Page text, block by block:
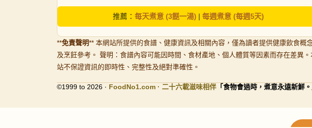
推薦： 每天煮意 (3餸一湯)| 每週煮意 (每週5天)
**免責聲明** 本網站所提供的食譜、健康資訊及相關內容，僅為讀者提供健康飲食概
及烹飪參考。 聲明：食譜內容可能因時間、食材產地、個人體質等因素而存在差異。
站不保證資訊的即時性、完整性及絕對準確性。
©1999 to 2026 · FoodNo1.com · 二十六載滋味相伴 「食物會過時，煮意永遠新鮮。